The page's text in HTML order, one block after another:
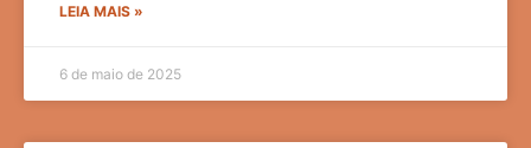
LEIA MAIS »
6 de maio de 2025